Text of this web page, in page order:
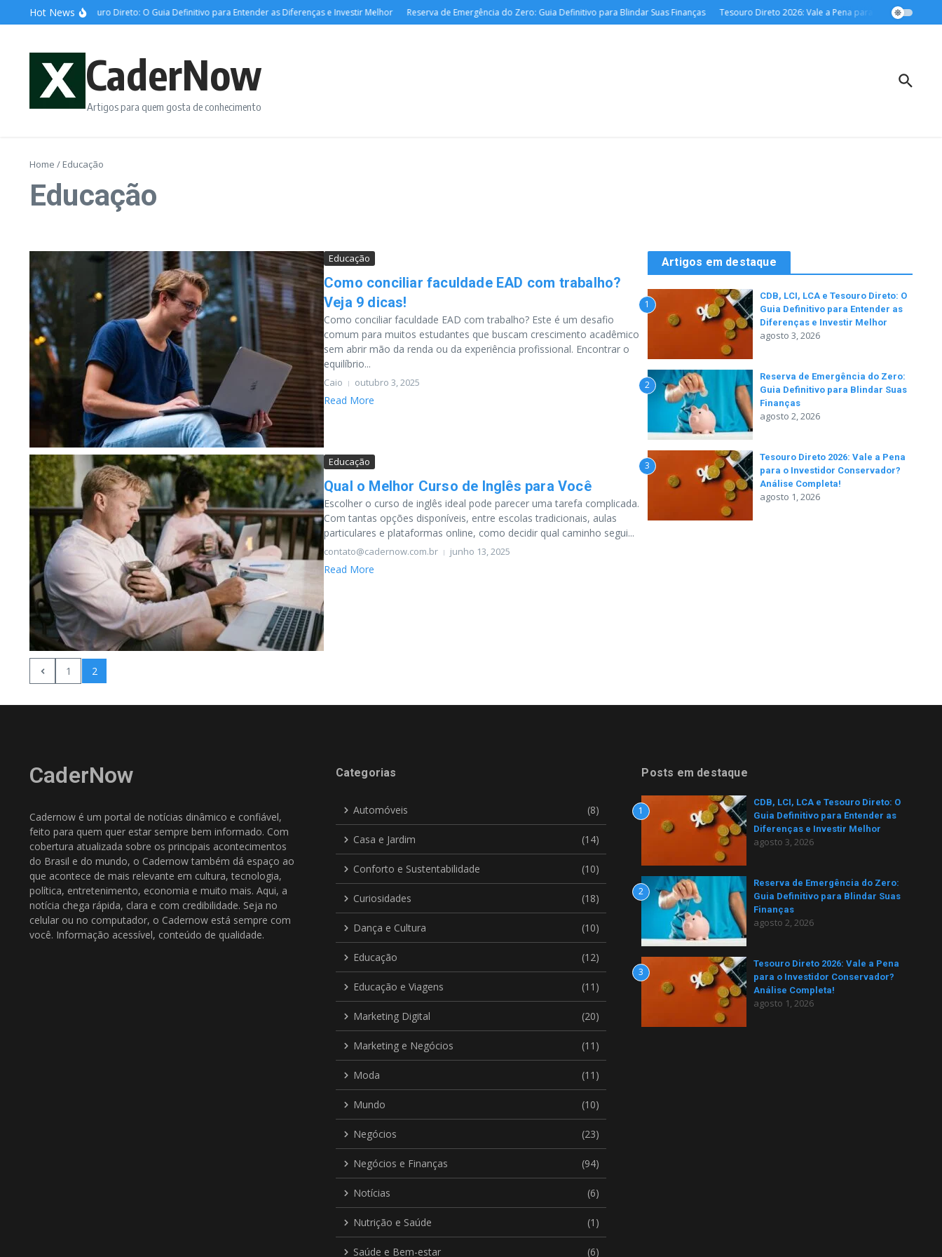
Ir para o conteúdo
Hot News
CDB, LCI, LCA e Tesouro Direto: O Guia Definitivo para Entender as Diferenças e Investir Melhor Reserva de Emergência do Zero: Guia Definitivo para Blindar Suas Finanças Tesouro Direto 2026: Vale a Pena para o Investidor
CaderNow
Artigos para quem gosta de conhecimento
Home / Educação
Educação
Educação
Como conciliar faculdade EAD com trabalho?
Veja 9 dicas!
Como conciliar faculdade EAD com trabalho? Este é um desafio
comum para muitos estudantes que buscam crescimento acadêmico
sem abrir mão da renda ou da experiência profissional. Encontrar o
equilíbrio...
Caio outubro 3, 2025
Read More
Educação
Qual o Melhor Curso de Inglês para Você
Escolher o curso de inglês ideal pode parecer uma tarefa complicada.
Com tantas opções disponíveis, entre escolas tradicionais, aulas
particulares e plataformas online, como decidir qual caminho segui...
contato@cadernow.com.br junho 13, 2025
Read More
1 2
Artigos em destaque
1
CDB, LCI, LCA e Tesouro Direto: O
Guia Definitivo para Entender as
Diferenças e Investir Melhor
agosto 3, 2026
2
Reserva de Emergência do Zero:
Guia Definitivo para Blindar Suas
Finanças
agosto 2, 2026
3
Tesouro Direto 2026: Vale a Pena
para o Investidor Conservador?
Análise Completa!
agosto 1, 2026
CaderNow
Cadernow é um portal de notícias dinâmico e confiável,
feito para quem quer estar sempre bem informado. Com
cobertura atualizada sobre os principais acontecimentos
do Brasil e do mundo, o Cadernow também dá espaço ao
que acontece de mais relevante em cultura, tecnologia,
política, entretenimento, economia e muito mais. Aqui, a
notícia chega rápida, clara e com credibilidade. Seja no
celular ou no computador, o Cadernow está sempre com
você. Informação acessível, conteúdo de qualidade.
Categorias
Automóveis (8)
Casa e Jardim (14)
Conforto e Sustentabilidade (10)
Curiosidades (18)
Dança e Cultura (10)
Educação (12)
Educação e Viagens (11)
Marketing Digital (20)
Marketing e Negócios (11)
Moda (11)
Mundo (10)
Negócios (23)
Negócios e Finanças (94)
Notícias (6)
Nutrição e Saúde (1)
Saúde e Bem-estar (6)
Posts em destaque
1
CDB, LCI, LCA e Tesouro Direto: O
Guia Definitivo para Entender as
Diferenças e Investir Melhor
agosto 3, 2026
2
Reserva de Emergência do Zero:
Guia Definitivo para Blindar Suas
Finanças
agosto 2, 2026
3
Tesouro Direto 2026: Vale a Pena
para o Investidor Conservador?
Análise Completa!
agosto 1, 2026